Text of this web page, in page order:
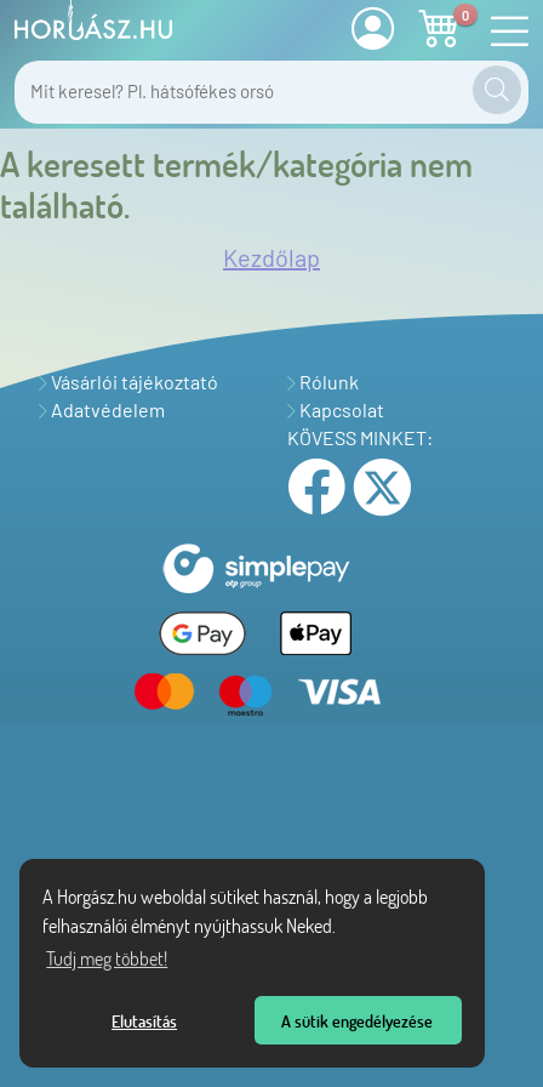
A Horgász.hu weboldal sütiket használ, hogy a legjobb
felhasználói élményt nyújthassuk Neked.
Tudj meg többet!
Elutasítás A sütik engedélyezése
0
A keresett termék/kategória nem
található.
Kezdőlap
Vásárlói tájékoztató
Adatvédelem
Rólunk
Kapcsolat
KÖVESS MINKET: